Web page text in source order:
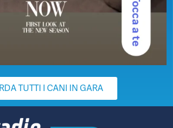
TUTTI I CANI IN GARA